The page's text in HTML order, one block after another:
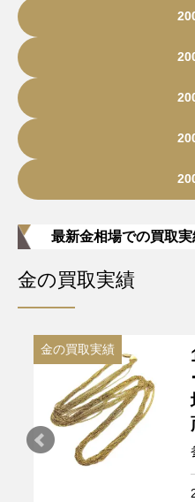
最新金相場での買取実
金の買取実績
金の買取実績